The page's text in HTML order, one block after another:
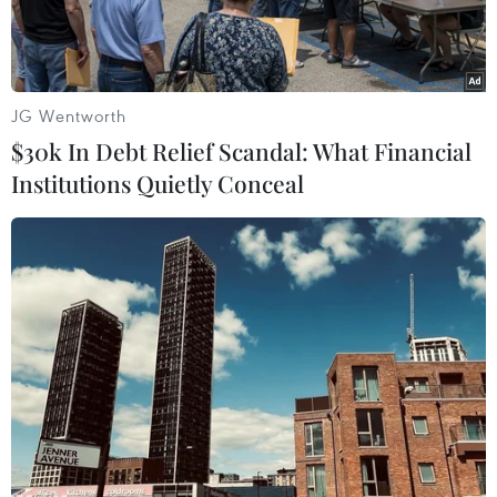
Phiên toàn thể hội nghị. (Ảnh: TTXVN)
Chiều 13/11, tại Hà Nội đã diễn các phiên họp
thảo luận chuyên đề về đầu tư-thương mại; văn
hóa, du lịch, y tế, giáo dục; giao thông vận tải,
logistics nằm trong khuôn khổ Hội nghị Hợp tác
JG Wentworth
$30k In Debt Relief Scandal: What Financial
Institutions Quietly Conceal